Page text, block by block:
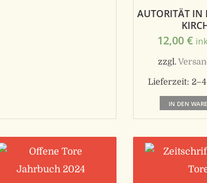
AUTORITÄT IN
12,00€
zzgl.
Lieferzeit:
IN DEN